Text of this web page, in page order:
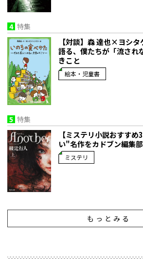
4 特集
【対談】森 達也×ヨシ
語る、僕たちが「流され
きこと
絵本・児童書
5 特集
【ミステリ小説おすす
い"名作をカドブン編集
ミステリ
もっとみる